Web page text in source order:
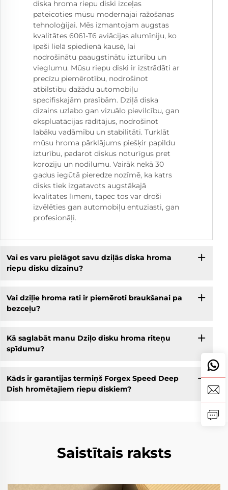
diska hroma riepu diski izceļas
pateicoties mūsu modernajai ražošanas
tehnoloģijai. Mēs izmantojam augstas
kvalitātes 6061-T6 aviācijas alumīniju, ko
īpaši lielā spiedienā kausē, lai
nodrošinātu paaugstinātu izturību un
vieglumu. Mūsu riepu diski ir izstrādāti ar
precīzu piemērotību, nodrošinot
atbilstību dažādu automobiļu
specifiskajām prasībām. Dziļā diska
dizains uzlabo gan vizuālo pievilcību, gan
ekspluatācijas rādītājus, nodrošinot
labāku vadāmību un stabilitāti. Turklāt
mūsu hroma pārklājums piešķir papildu
izturību, padarot diskus noturīgus pret
koroziju un nodilumu. Vairāk nekā 30
gadus iegūtā pieredze nozīmē, ka katrs
disks tiek izgatavots augstākajā
kvalitātes līmenī, tāpēc tos var droši
izvēlēties gan automobiļu entuziasti, gan
profesionāļi.
Vai es varu pielāgot savu dziļās diska hroma
riepu disku dizainu?
Vai dziļie hroma rati ir piemēroti braukšanai pa
bezceļu?
Kā saglabāt manu Dziļo disku hroma riteņu
spīdumu?
Kāds ir garantijas termiņš Forgex Speed Deep
Dish hromētajiem riepu diskiem?
Saistītais raksts